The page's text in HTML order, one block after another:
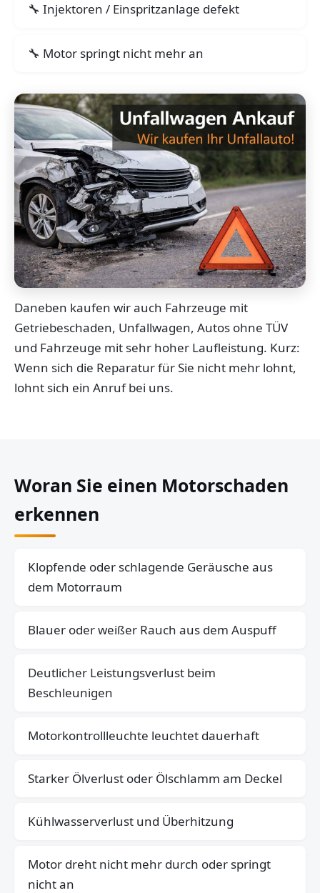
Injektoren / Einspritzanlage defekt
Motor springt nicht mehr an
Daneben kaufen wir auch Fahrzeuge mit
Getriebeschaden, Unfallwagen, Autos ohne TÜV
und Fahrzeuge mit sehr hoher Laufleistung. Kurz:
Wenn sich die Reparatur für Sie nicht mehr lohnt,
lohnt sich ein Anruf bei uns.
Woran Sie einen Motorschaden
erkennen
Klopfende oder schlagende Geräusche aus
dem Motorraum
Blauer oder weißer Rauch aus dem Auspuff
Deutlicher Leistungsverlust beim
Beschleunigen
Motorkontrollleuchte leuchtet dauerhaft
Starker Ölverlust oder Ölschlamm am Deckel
Kühlwasserverlust und Überhitzung
Motor dreht nicht mehr durch oder springt
nicht an